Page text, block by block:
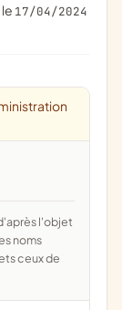
17/04/2024
noms
ceux de